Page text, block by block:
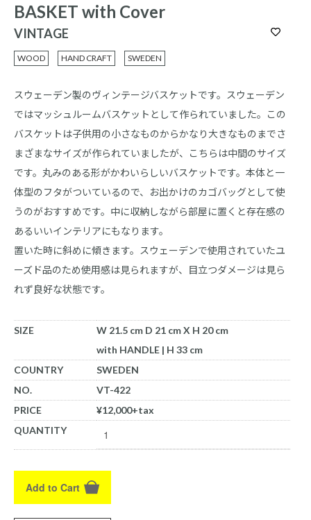
BASKET with Cover
VINTAGE
WOOD HAND CRAFT SWEDEN
スウェーデン製のヴィンテージバスケットです。スウェーデン
ではマッシュルームバスケットとして作られていました。この
バスケットは子供用の小さなものからかなり大きなものまでさ
まざまなサイズが作られていましたが、こちらは中間のサイズ
です。丸みのある形がかわいらしいバスケットです。本体と一
体型のフタがついているので、お出かけのカゴバッグとして使
うのがおすすめです。中に収納しながら部屋に置くと存在感の
あるいいインテリアにもなります。
置いた時に斜めに傾きます。スウェーデンで使用されていたユ
ーズド品のため使用感は見られますが、目立つダメージは見ら
れず良好な状態です。
SIZE
W 21.5 cm D 21 cm X H 20 cm
with HANDLE | H 33 cm
COUNTRY
SWEDEN
NO.
VT-422
PRICE
¥12,000+tax
QUANTITY
Add to Cart